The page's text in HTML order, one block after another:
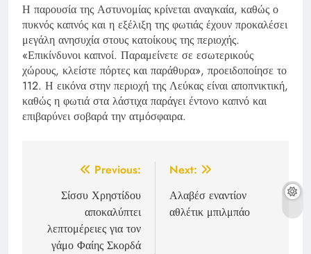
Η παρουσία της Αστυνομίας κρίνεται αναγκαία, καθώς ο
πυκνός καπνός και η εξέλιξη της φωτιάς έχουν προκαλέσει
μεγάλη ανησυχία στους κατοίκους της περιοχής.
«Επικίνδυνοι καπνοί. Παραμείνετε σε εσωτερικούς
χώρους, κλείστε πόρτες και παράθυρα», προειδοποίησε το
112. Η εικόνα στην περιοχή της Λεύκας είναι αποπνικτική,
καθώς η φωτιά στα λάστιχα παράγει έντονο καπνό και
επιβαρύνει σοβαρά την ατμόσφαιρα.
navigation
Previous:
Σίσσυ Χρηστίδου
αποκαλύπτει
λεπτομέρειες για τον
γάμο Φαίης Σκορδά
Next:
Αλαβέσ εναντίον
αθλέτικ μπιλμπάο